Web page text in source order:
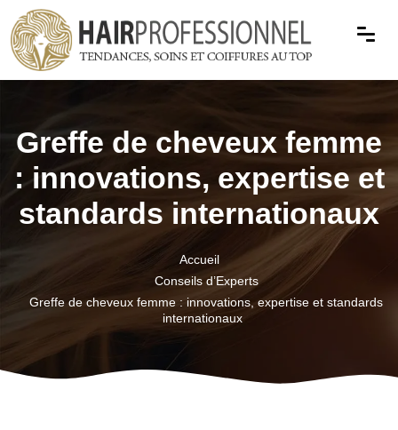
Greffe de cheveux femme
: innovations, expertise et
standards internationaux
Accueil
Conseils d’Experts
Greffe de cheveux femme : innovations, expertise et standards
internationaux